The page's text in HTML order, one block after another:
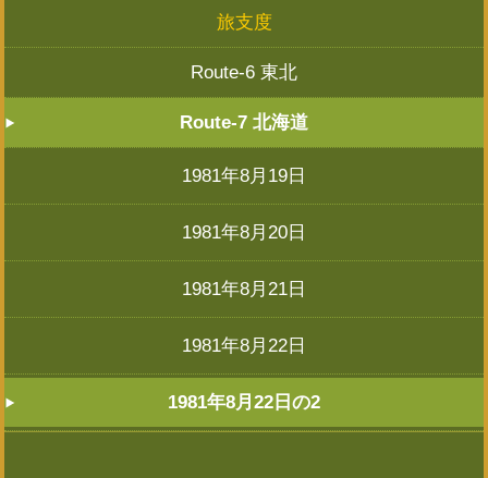
旅支度
Route-6 東北
Route-7 北海道
1981年8月19日
1981年8月20日
1981年8月21日
1981年8月22日
1981年8月22日の2